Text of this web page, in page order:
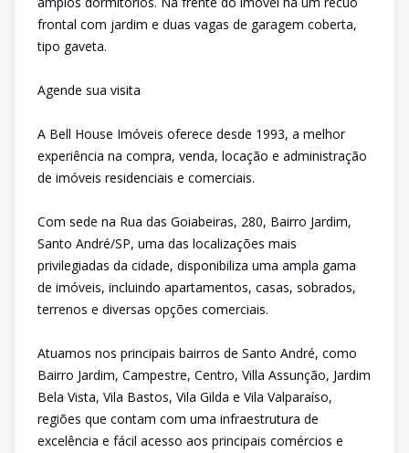
frontal com jardim e duas vagas de garagem coberta,
tipo gaveta.
Agende sua visita
A Bell House Imóveis oferece desde 1993, a melhor
experiência na compra, venda, locação e administração
de imóveis residenciais e comerciais.
Com sede na Rua das Goiabeiras, 280, Bairro Jardim,
Santo André/SP, uma das localizações mais
privilegiadas da cidade, disponibiliza uma ampla gama
de imóveis, incluindo apartamentos, casas, sobrados,
terrenos e diversas opções comerciais.
Atuamos nos principais bairros de Santo André, como
Bairro Jardim, Campestre, Centro, Villa Assunção, Jardim
Bela Vista, Vila Bastos, Vila Gilda e Vila Valparaíso,
regiões que contam com uma infraestrutura de
excelência e fácil acesso aos principais comércios e